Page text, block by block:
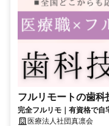
フルリモートの歯科
完全フルリモ｜有資格で自
医療法人社団真凛会